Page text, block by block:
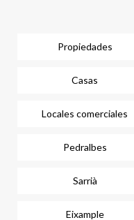
Propiedades
Casas
Locales comerciales
Pedralbes
Sarrià
Eixample